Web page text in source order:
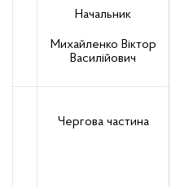
Начальник
Михайленко Віктор
Василійович
Чергова частина